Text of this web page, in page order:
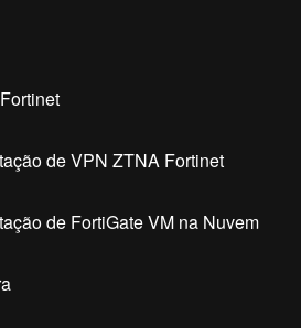
de VPN ZTNA Fortinet
de FortiGate VM na Nuvem